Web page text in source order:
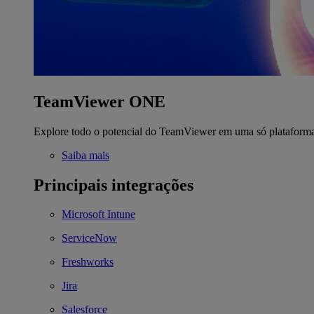
TeamViewer ONE
Explore todo o potencial do TeamViewer em uma só
Saiba mais
Principais integrações
Microsoft Intune
ServiceNow
Freshworks
Jira
Salesforce